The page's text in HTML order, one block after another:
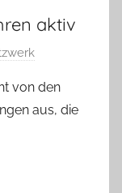
aktiv
von den
aus, die